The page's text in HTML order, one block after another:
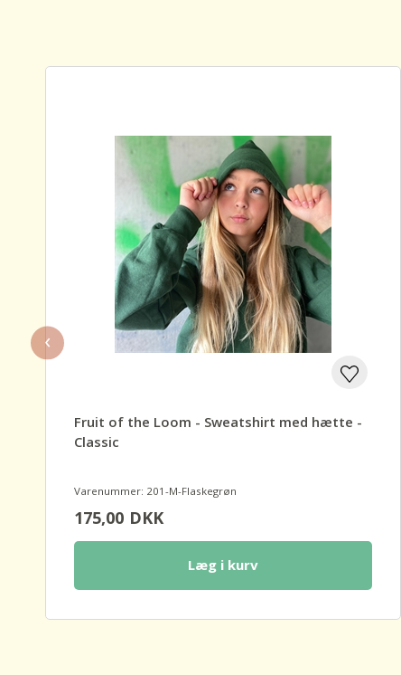
Fruit of the Loom - Sweatshirt med hætte -
Classic
Varenummer: 201-M-Flaskegrøn
175,00DKK
Læg i kurv
‹